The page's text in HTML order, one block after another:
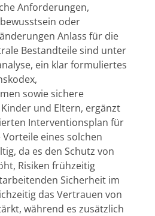
Anforderungen,
oder
Anlass für die
Bestandteile sind unter
ein klar formuliertes
sowie sichere
und Eltern, ergänzt
Interventionsplan für
eines solchen
da es den Schutz von
Risiken frühzeitig
Sicherheit im
das Vertrauen von
während es zusätzlich